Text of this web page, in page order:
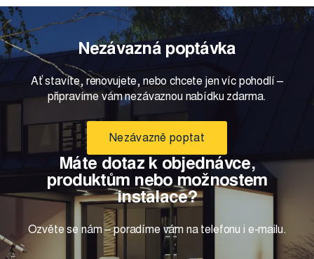
Nezávazná poptávka
Ať stavíte, renovujete, nebo chcete jen víc pohodlí –
připravíme vám nezávaznou nabídku zdarma.
Nezávazně poptat
Máte dotaz k objednávce,
produktům nebo možnostem
instalace?
Ozvěte se nám – poradíme vám na telefonu i e-mailu.